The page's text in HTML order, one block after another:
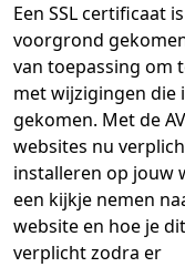
Een SSL certificaat
voorgrond
van toepassing om
met wijzigingen die
gekomen. Met de
websites nu
installeren op jouw
een kijkje nemen
website en hoe je
verplicht zodra er